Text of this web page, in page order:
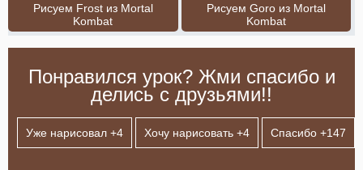
Рисуем Frost из Mortal
Kombat
Рисуем Goro из Mortal
Kombat
Понравился урок? Жми спасибо и
делись с друзьями!!
Уже нарисовал +4 Хочу нарисовать +4 Спасибо +147